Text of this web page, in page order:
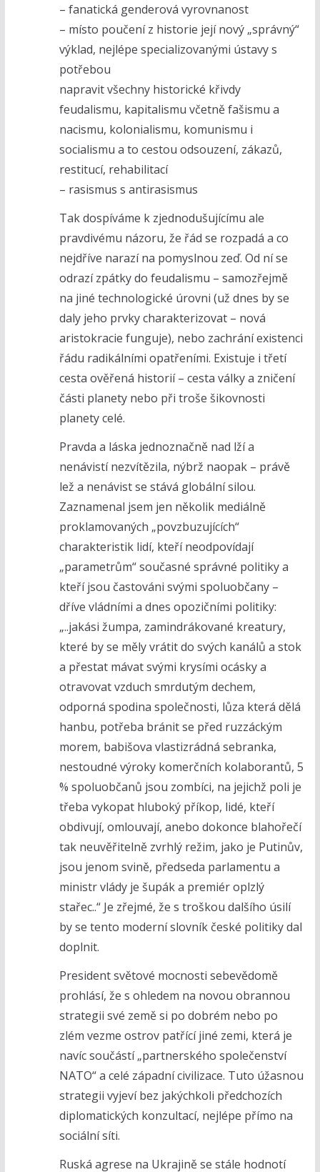
– fanatická genderová vyrovnanost
– místo poučení z historie její nový „správný“
výklad, nejlépe specializovanými ústavy s
potřebou
napravit všechny historické křivdy
feudalismu, kapitalismu včetně fašismu a
nacismu, kolonialismu, komunismu i
socialismu a to cestou odsouzení, zákazů,
restitucí, rehabilitací
– rasismus s antirasismus
Tak dospíváme k zjednodušujícímu ale
pravdivému názoru, že řád se rozpadá a co
nejdříve narazí na pomyslnou zeď. Od ní se
odrazí zpátky do feudalismu – samozřejmě
na jiné technologické úrovni (už dnes by se
daly jeho prvky charakterizovat – nová
aristokracie funguje), nebo zachrání existenci
řádu radikálními opatřeními. Existuje i třetí
cesta ověřená historií – cesta války a zničení
části planety nebo při troše šikovnosti
planety celé.
Pravda a láska jednoznačně nad lží a
nenávistí nezvítězila, nýbrž naopak – právě
lež a nenávist se stává globální silou.
Zaznamenal jsem jen několik mediálně
proklamovaných „povzbuzujících“
charakteristik lidí, kteří neodpovídají
„parametrům“ současné správné politiky a
kteří jsou častováni svými spoluobčany –
dříve vládními a dnes opozičními politiky:
„..jakási žumpa, zamindrákované kreatury,
které by se měly vrátit do svých kanálů a stok
a přestat mávat svými krysími ocásky a
otravovat vzduch smrdutým dechem,
odporná spodina společnosti, lůza která dělá
hanbu, potřeba bránit se před ruzzáckým
morem, babišova vlastizrádná sebranka,
nestoudné výroky komerčních kolaborantů, 5
% spoluobčanů jsou zombíci, na jejichž poli je
třeba vykopat hluboký příkop, lidé, kteří
obdivují, omlouvají, anebo dokonce blahořečí
tak neuvěřitelně zvrhlý režim, jako je Putinův,
jsou jenom svině, předseda parlamentu a
ministr vlády je šupák a premiér oplzlý
stařec..“ Je zřejmé, že s troškou dalšího úsilí
by se tento moderní slovník české politiky dal
doplnit.
President světové mocnosti sebevědomě
prohlásí, že s ohledem na novou obrannou
strategii své země si po dobrém nebo po
zlém vezme ostrov patřící jiné zemi, která je
navíc součástí „partnerského společenství
NATO“ a celé západní civilizace. Tuto úžasnou
strategii vyjeví bez jakýchkoli předchozích
diplomatických konzultací, nejlépe přímo na
sociální síti.
Ruská agrese na Ukrajině se stále hodnotí